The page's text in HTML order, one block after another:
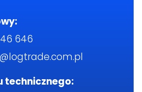
646
technicznego: